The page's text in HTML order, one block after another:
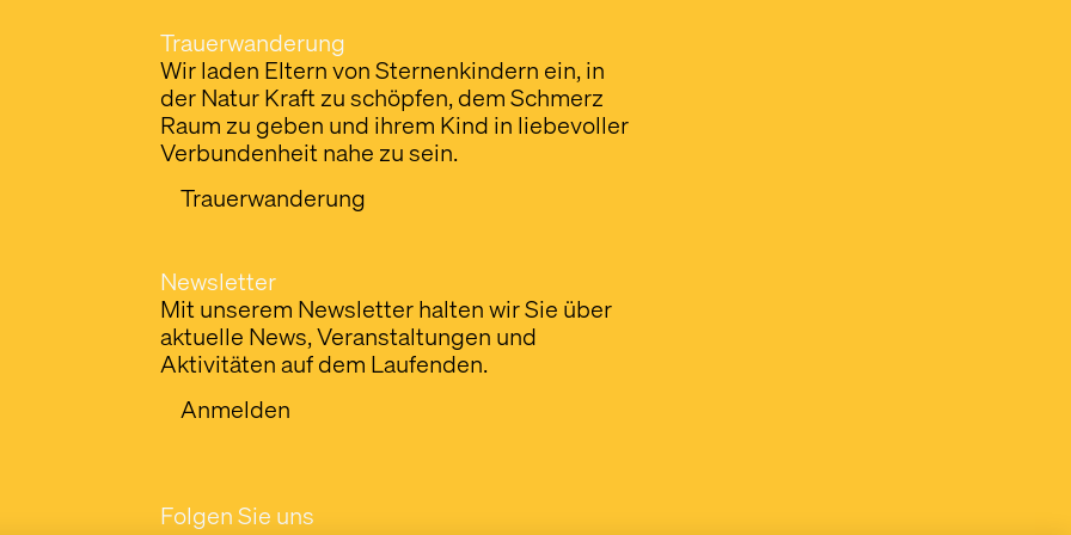
Trauerwanderung
Wir laden Eltern von Sternenkindern ein, in
der Natur Kraft zu schöpfen, dem Schmerz
Raum zu geben und ihrem Kind in liebevoller
Verbundenheit nahe zu sein.
Trauerwanderung
Newsletter
Mit unserem Newsletter halten wir Sie über
aktuelle News, Veranstaltungen und
Aktivitäten auf dem Laufenden.
Anmelden
Folgen Sie uns